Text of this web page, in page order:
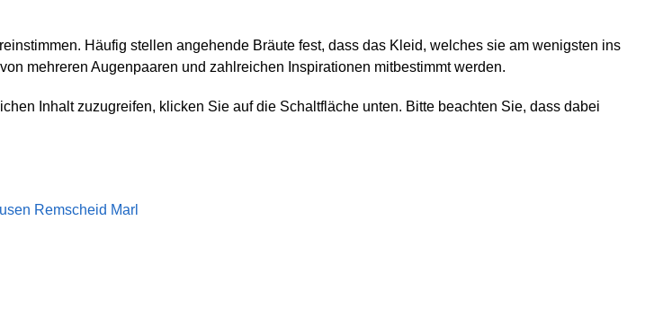
Häufig stellen angehende Bräute fest, dass das Kleid, welches sie am wenigsten ins
mehreren Augenpaaren und zahlreichen Inspirationen mitbestimmt werden.
Inhalt zuzugreifen, klicken Sie auf die Schaltfläche unten. Bitte beachten Sie, dass dabei
Remscheid Marl